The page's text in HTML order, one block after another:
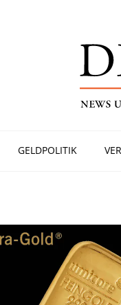
GELDPOLITIK